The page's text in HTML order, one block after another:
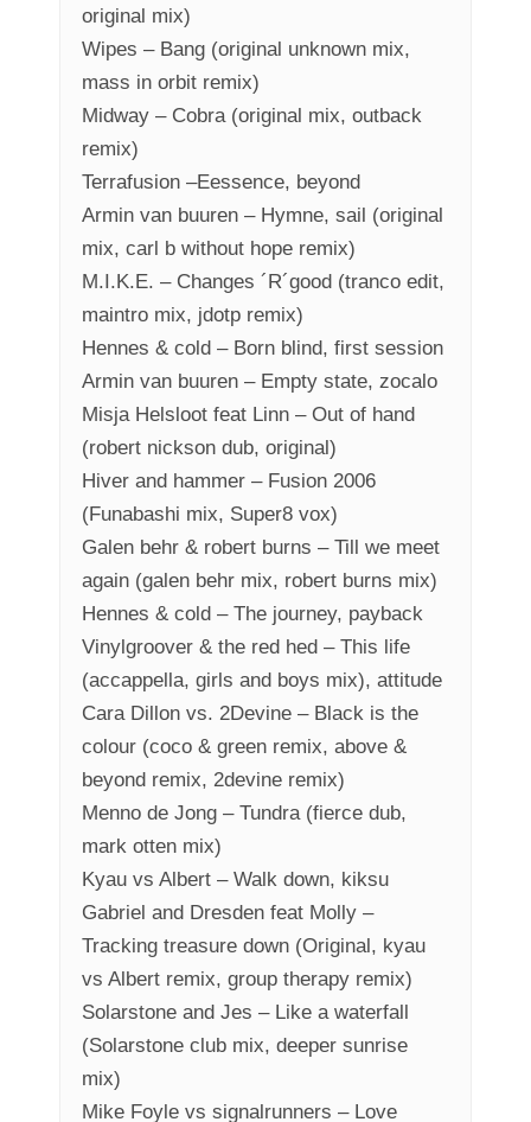
original mix)
Wipes – Bang (original unknown mix,
mass in orbit remix)
Midway – Cobra (original mix, outback
remix)
Terrafusion –Eessence, beyond
Armin van buuren – Hymne, sail (original
mix, carl b without hope remix)
M.I.K.E. – Changes ´R´good (tranco edit,
maintro mix, jdotp remix)
Hennes & cold – Born blind, first session
Armin van buuren – Empty state, zocalo
Misja Helsloot feat Linn – Out of hand
(robert nickson dub, original)
Hiver and hammer – Fusion 2006
(Funabashi mix, Super8 vox)
Galen behr & robert burns – Till we meet
again (galen behr mix, robert burns mix)
Hennes & cold – The journey, payback
Vinylgroover & the red hed – This life
(accappella, girls and boys mix), attitude
Cara Dillon vs. 2Devine – Black is the
colour (coco & green remix, above &
beyond remix, 2devine remix)
Menno de Jong – Tundra (fierce dub,
mark otten mix)
Kyau vs Albert – Walk down, kiksu
Gabriel and Dresden feat Molly –
Tracking treasure down (Original, kyau
vs Albert remix, group therapy remix)
Solarstone and Jes – Like a waterfall
(Solarstone club mix, deeper sunrise
mix)
Mike Foyle vs signalrunners – Love